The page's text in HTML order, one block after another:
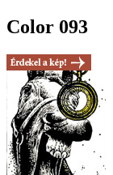
Color 093